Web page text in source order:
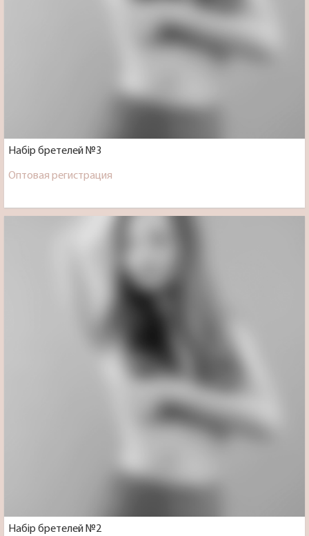
Набір бретелей №3
Оптовая регистрация
Набір бретелей №2